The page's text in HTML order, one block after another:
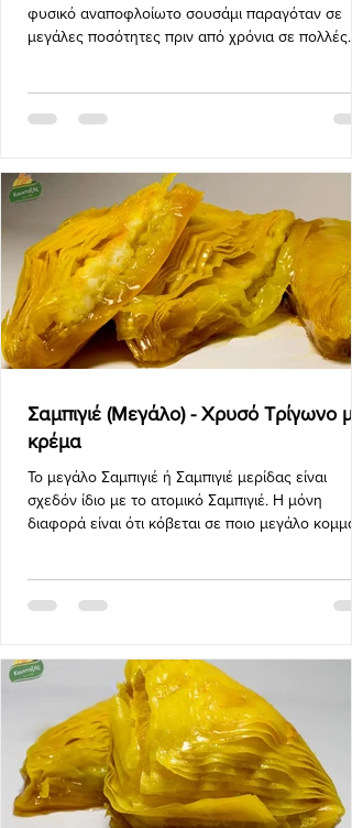
φυσικό αναποφλοίωτο σουσάμι παραγόταν σε
μεγάλες ποσότητες πριν από χρόνια σε πολλές
Σαμπιγιέ (Μεγάλο) - Χρυσό Τρίγωνο με
κρέμα
Το μεγάλο Σαμπιγιέ ή Σαμπιγιέ μερίδας είναι
σχεδόν ίδιο με το ατομικό Σαμπιγιέ. Η μόνη
διαφορά είναι ότι κόβεται σε ποιο μεγάλο